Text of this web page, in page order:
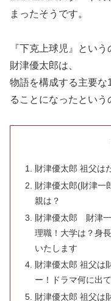
まったそうです。
『下克上球児』とい
財津優太郎は、
物語を構成する主要
ることになったという
財津優太郎 祖父は
財津優太郎(財津一
親は？
財津優太郎 財津一
理職！大学は？身
いたします
財津優太郎 祖父は
ー！ドラマ何に出
財津優太郎 祖父は